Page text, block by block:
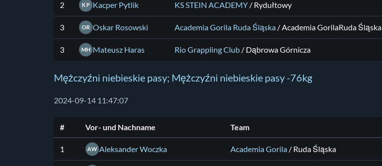
2 KP Kacper Pytlik KS STEIN ACADEMY / Rydułtowy
3 OR Oskar Rosowski Academia Gorila Ruda Śląska / Academia GorilaRuda Śląska
3 MH Mateusz Haras Rio Grappling Club / Dąbrowa Górnicza
Mężczyźni niebieskie pasy; Mężczyźni niebieskie pasy -76kg
2024-09-14 11:47:07
# Vor- und Nachname Team
1 AW Aleksander Woczka Academia Gorila / Ruda Śląska